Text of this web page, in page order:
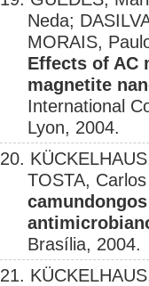
Neda;
MORAIS,
Effects of AC
magnetite
International
Lyon, 2004.
20.
TOSTA,
Brasília, 2004.
21.